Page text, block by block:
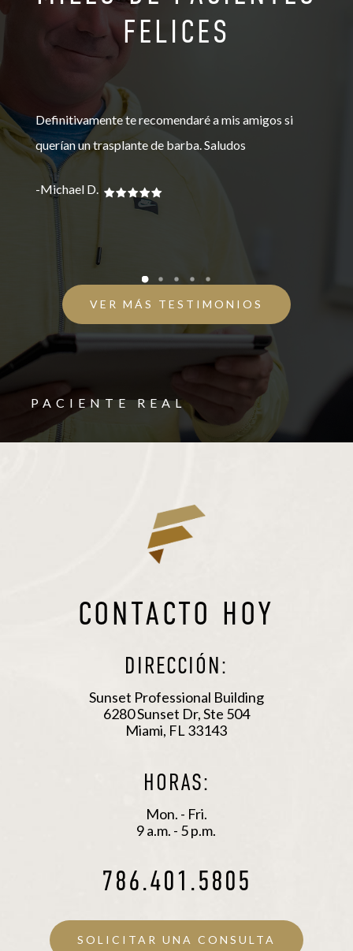
FELICES
Definitivamente te recomendaré a mis amigos si
querían un trasplante de barba. Saludos
-Michael D.
VER MÁS TESTIMONIOS
PACIENTE REAL
CONTACTO HOY
DIRECCIÓN:
Sunset Professional Building
6280 Sunset Dr, Ste 504
Miami, FL 33143
HORAS:
Mon. - Fri.
9 a.m. - 5 p.m.
786.401.5805
SOLICITAR UNA CONSULTA